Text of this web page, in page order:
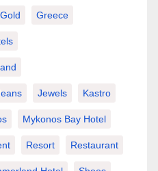
Gold Greece
Jewels Kastro
Mykonos Bay Hotel
Resort Restaurant